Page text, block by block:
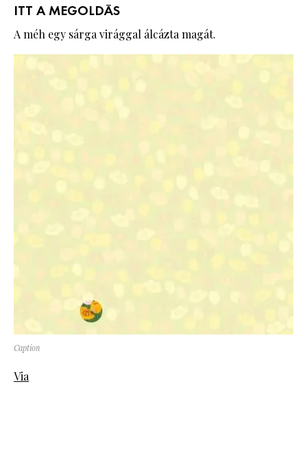
ITT A MEGOLDÁS
A méh egy sárga virággal álcázta magát.
Caption
Via